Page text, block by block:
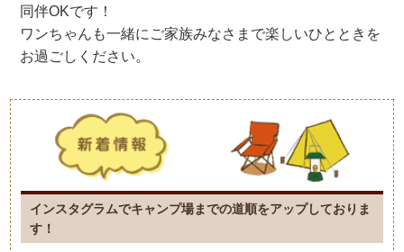
同伴OKです！
ワンちゃんも一緒にご家族みなさまで楽しいひとときを
お過ごしください。
インスタグラムでキャンプ場までの道順をアップしておりま
す！